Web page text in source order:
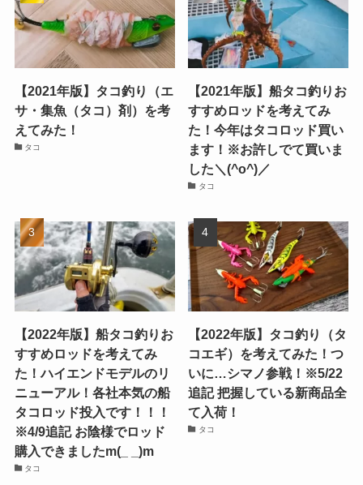
【2021年版】タコ釣り（エ
サ・集魚（タコ）剤）を考
えてみた！
タコ
【2021年版】船タコ釣りお
すすめロッドを考えてみ
た！今年はタコロッド買い
ます！※お許しでて買いま
した＼(^o^)／
タコ
【2022年版】船タコ釣りお
すすめロッドを考えてみ
た！ハイエンドモデルのリ
ニューアル！各社本気の船
タコロッド投入です！！！
※4/9追記 お陰様でロッド
購入できましたm(_ _)m
タコ
【2022年版】タコ釣り（タ
コエギ）を考えてみた！つ
いに…シマノ参戦！※5/22
追記 把握している新商品全
て入荷！
タコ